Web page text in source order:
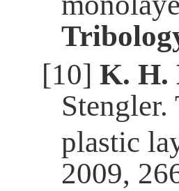
[10] K. H.
plastic
2009,